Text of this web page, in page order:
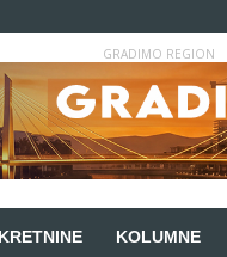
GRADIMO REGION
KOLUMNE